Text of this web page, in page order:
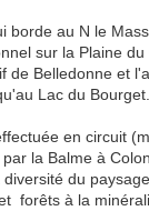
borde au N le
sur la Plaine
de Belledonne et
Lac du Bourget.
en circuit
la Balme à
du
forêts à la